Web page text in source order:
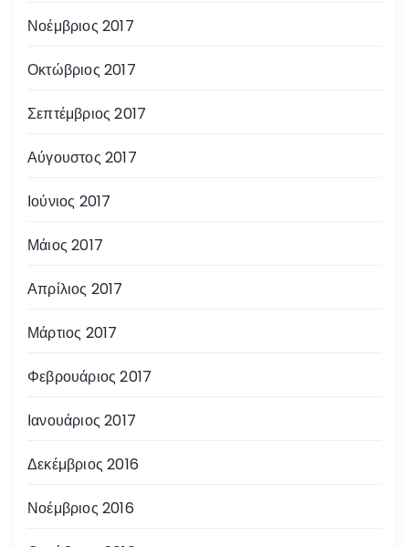
Νοέμβριος 2017
Οκτώβριος 2017
Σεπτέμβριος 2017
Αύγουστος 2017
Ιούνιος 2017
Μάιος 2017
Απρίλιος 2017
Μάρτιος 2017
Φεβρουάριος 2017
Ιανουάριος 2017
Δεκέμβριος 2016
Νοέμβριος 2016